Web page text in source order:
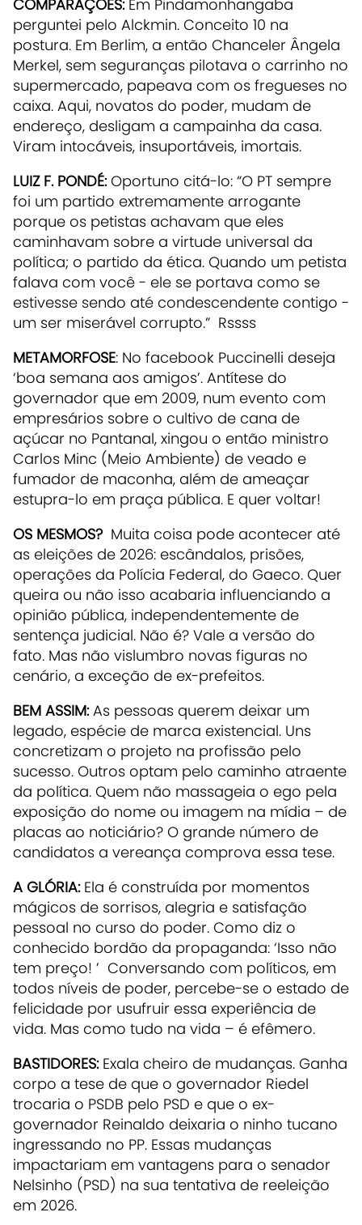
COMPARAÇÕES:Em Pindamonhangaba
perguntei pelo Alckmin. Conceito 10 na
postura. Em Berlim, a então Chanceler Ângela
Merkel, sem seguranças pilotava o carrinho no
supermercado, papeava com os fregueses no
caixa. Aqui, novatos do poder, mudam de
endereço, desligam a campainha da casa.
Viram intocáveis, insuportáveis, imortais.
LUIZ F. PONDÉ: Oportuno citá-lo: “O PT sempre
foi um partido extremamente arrogante
porque os petistas achavam que eles
caminhavam sobre a virtude universal da
política; o partido da ética. Quando um petista
falava com você - ele se portava como se
estivesse sendo até condescendente contigo -
um ser miserável corrupto.” Rssss
METAMORFOSE: No facebook Puccinelli deseja
‘boa semana aos amigos’. Antítese do
governador que em 2009, num evento com
empresários sobre o cultivo de cana de
açúcar no Pantanal, xingou o então ministro
Carlos Minc (Meio Ambiente) de veado e
fumador de maconha, além de ameaçar
estupra-lo em praça pública. E quer voltar!
OS MESMOS?Muita coisa pode acontecer até
as eleições de 2026: escândalos, prisões,
operações da Polícia Federal, do Gaeco. Quer
queira ou não isso acabaria influenciando a
opinião pública, independentemente de
sentença judicial. Não é? Vale a versão do
fato. Mas não vislumbro novas figuras no
cenário, a exceção de ex-prefeitos.
BEM ASSIM: As pessoas querem deixar um
legado, espécie de marca existencial. Uns
concretizam o projeto na profissão pelo
sucesso. Outros optam pelo caminho atraente
da política. Quem não massageia o ego pela
exposição do nome ou imagem na mídia – de
placas ao noticiário? O grande número de
candidatos a vereança comprova essa tese.
A GLÓRIA: Ela é construída por momentos
mágicos de sorrisos, alegria e satisfação
pessoal no curso do poder. Como diz o
conhecido bordão da propaganda: ‘Isso não
tem preço! ’ Conversando com políticos, em
todos níveis de poder, percebe-se o estado de
felicidade por usufruir essa experiência de
vida. Mas como tudo na vida – é efêmero.
BASTIDORES:Exala cheiro de mudanças. Ganha
corpo a tese de que o governador Riedel
trocaria o PSDB pelo PSD e que o ex-
governador Reinaldo deixaria o ninho tucano
ingressando no PP. Essas mudanças
impactariam em vantagens para o senador
Nelsinho (PSD) na sua tentativa de reeleição
em 2026.